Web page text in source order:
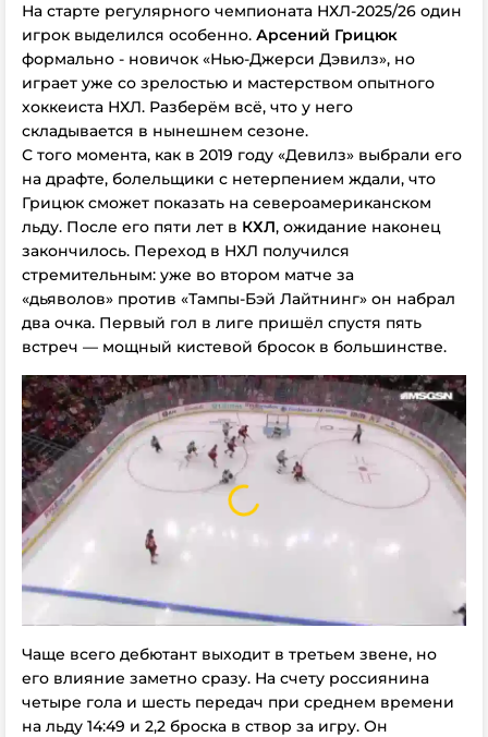
На старте регулярного чемпионата НХЛ-2025/26 один
игрок выделился особенно. Арсений Грицюк
формально - новичок «Нью-Джерси Дэвилз», но
играет уже со зрелостью и мастерством опытного
хоккеиста НХЛ. Разберём всё, что у него
складывается в нынешнем сезоне.
С того момента, как в 2019 году «Девилз» выбрали его
на драфте, болельщики с нетерпением ждали, что
Грицюк сможет показать на североамериканском
льду. После его пяти лет в КХЛ, ожидание наконец
закончилось. Переход в НХЛ получился
стремительным: уже во втором матче за
«дьяволов» против «Тампы-Бэй Лайтнинг» он набрал
два очка. Первый гол в лиге пришёл спустя пять
встреч — мощный кистевой бросок в большинстве.
Чаще всего дебютант выходит в третьем звене, но
его влияние заметно сразу. На счету россиянина
четыре гола и шесть передач при среднем времени
на льду 14:49 и 2,2 броска в створ за игру. Он